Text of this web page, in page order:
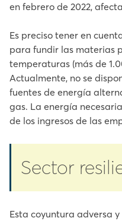
en febrero de 2022,
Es preciso tener en
para fundir las materias
temperaturas (más de
Actualmente, no se
fuentes de energía
gas. La energía
de los ingresos de las
Sector
Esta coyuntura adversa